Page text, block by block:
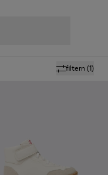
filtern (1)